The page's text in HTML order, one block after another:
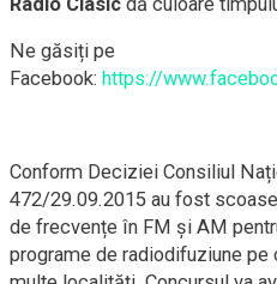
Ne găsiți pe
Facebook: https://
Conform Deciziei Consiliul
472/29.09.2015 au fost
de frecvențe în FM și AM
programe de radiodifuziune